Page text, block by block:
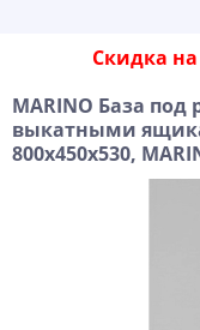
Скидка
MARINO База под
выкатными
800x450x530,